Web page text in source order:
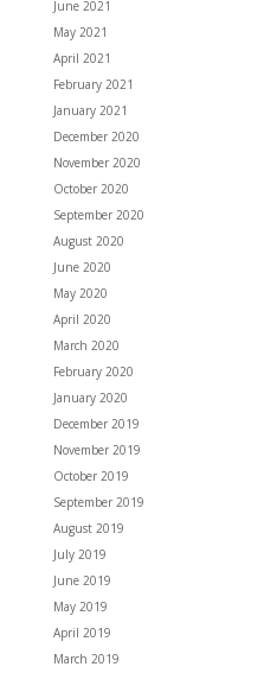
June 2021
May 2021
April 2021
February 2021
January 2021
December 2020
November 2020
October 2020
September 2020
August 2020
June 2020
May 2020
April 2020
March 2020
February 2020
January 2020
December 2019
November 2019
October 2019
September 2019
August 2019
July 2019
June 2019
May 2019
April 2019
March 2019